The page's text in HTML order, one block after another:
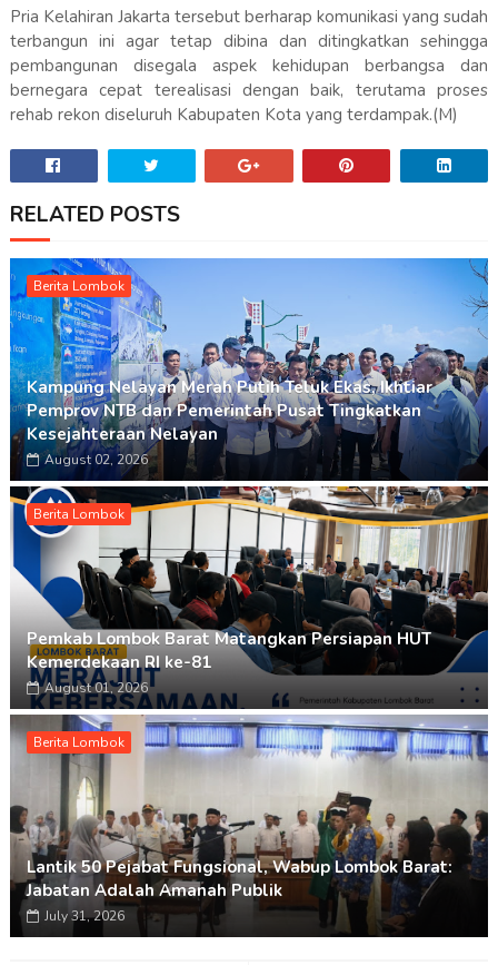
Pria Kelahiran Jakarta tersebut berharap komunikasi yang sudah
terbangun ini agar tetap dibina dan ditingkatkan sehingga
pembangunan disegala aspek kehidupan berbangsa dan
bernegara cepat terealisasi dengan baik, terutama proses
rehab rekon diseluruh Kabupaten Kota yang terdampak.(M)
RELATED POSTS
Berita Lombok
Kampung Nelayan Merah Putih Teluk Ekas, Ikhtiar
Pemprov NTB dan Pemerintah Pusat Tingkatkan
Kesejahteraan Nelayan
August 02, 2026
Berita Lombok
Pemkab Lombok Barat Matangkan Persiapan HUT
Kemerdekaan RI ke-81
August 01, 2026
Berita Lombok
Lantik 50 Pejabat Fungsional, Wabup Lombok Barat:
Jabatan Adalah Amanah Publik
July 31, 2026